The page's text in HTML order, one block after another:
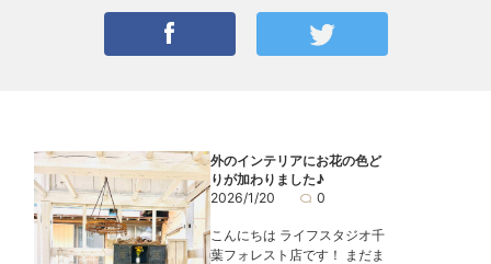
外のインテリアにお花の色ど
りが加わりました♪
2026/1/20
0
こんにちは ライフスタジオ千
葉フォレスト店です！ まだま